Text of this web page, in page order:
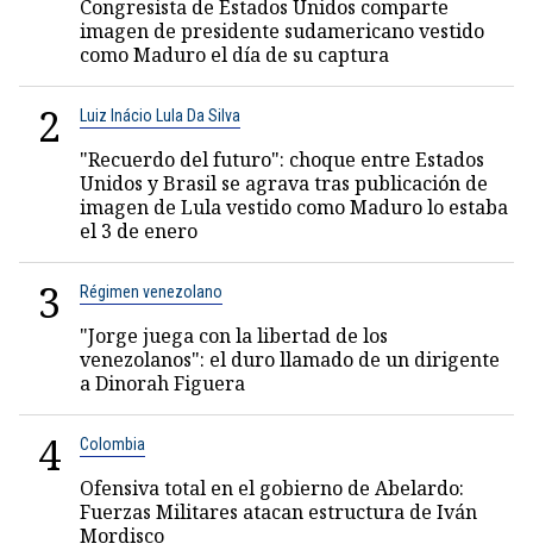
Congresista de Estados Unidos comparte
imagen de presidente sudamericano vestido
como Maduro el día de su captura
2 Luiz Inácio Lula Da Silva
"Recuerdo del futuro": choque entre Estados
Unidos y Brasil se agrava tras publicación de
imagen de Lula vestido como Maduro lo estaba
el 3 de enero
3 Régimen venezolano
"Jorge juega con la libertad de los
venezolanos": el duro llamado de un dirigente
a Dinorah Figuera
4 Colombia
Ofensiva total en el gobierno de Abelardo:
Fuerzas Militares atacan estructura de Iván
Mordisco